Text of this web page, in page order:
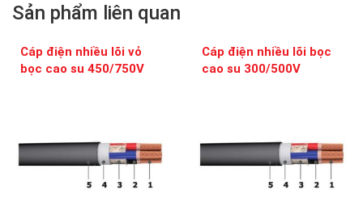
Sản phẩm liên quan
Cáp điện nhiều lõi vỏ
bọc cao su 450/750V
Cáp điện nhiều lõi bọc
cao su 300/500V